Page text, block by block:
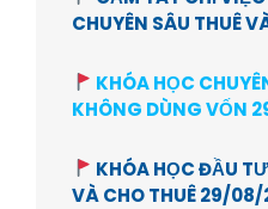
CHUYÊN SÂU THUÊ
KHÓA HỌC
KHÔNG DÙNG VỐN
KHÓA HỌC ĐẦU
VÀ CHO THUÊ 29/